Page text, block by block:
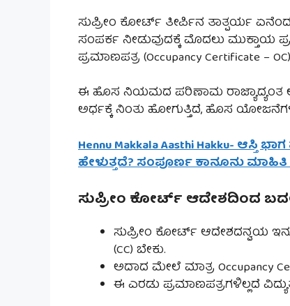
ಸುಪ್ರೀಂ ಕೋರ್ಟ್ ತೀರ್ಪಿನ ತಾತ್ಪರ್ಯ
ಸಂಪರ್ಕ ನೀಡುವುದಕ್ಕೆ ಮೊದಲು ಮುಕ್ತಾಯ
ಪ್ರಮಾಣಪತ್ರ (Occupancy Certificate –
ಈ ಹೊಸ ನಿಯಮದ ಪರಿಣಾಮ ರಾಜ್ಯಾದ್ಯಂತ
ಅರ್ಧಕ್ಕೆ ನಿಂತು ಹೋಗುತ್ತಿದೆ, ಹೊಸ
Hennu Makkala Aasthi Hakku- ಆಸ್ತಿ
ಹೇಳುತ್ತದೆ? ಸಂಪೂರ್ಣ ಕಾನೂನು ಮಾಹಿತಿ
ಸುಪ್ರೀಂ ಕೋರ್ಟ್ ಆದೇಶದಿಂದ
ಸುಪ್ರೀಂ ಕೋರ್ಟ್ ಆದೇಶದನ್ವಯ
(CC) ಬೇಕು.
ಅದಾದ ಮೇಲೆ ಮಾತ್ರ Occupancy
ಈ ಎರಡು ಪ್ರಮಾಣಪತ್ರಗಳಿಲ್ಲದೆ